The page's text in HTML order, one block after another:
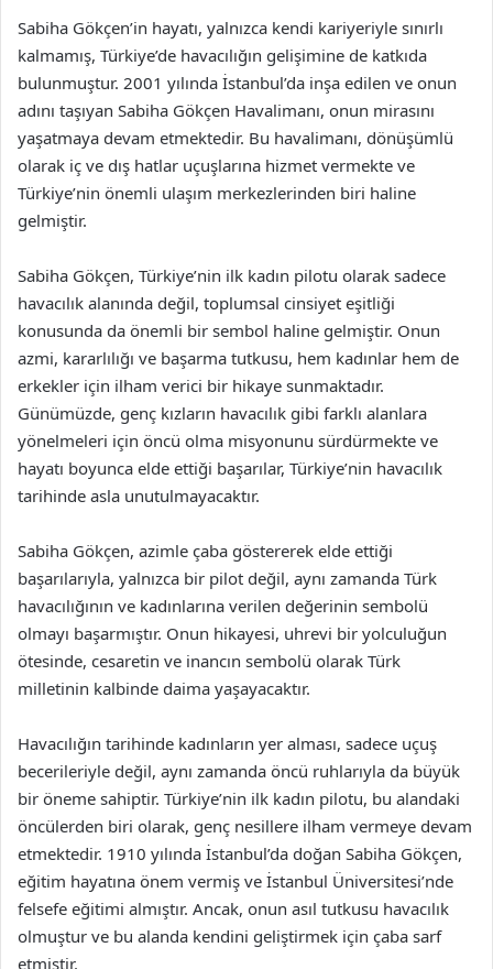
Sabiha Gökçen’in hayatı, yalnızca kendi kariyeriyle sınırlı
kalmamış, Türkiye’de havacılığın gelişimine de katkıda
bulunmuştur. 2001 yılında İstanbul’da inşa edilen ve onun
adını taşıyan Sabiha Gökçen Havalimanı, onun mirasını
yaşatmaya devam etmektedir. Bu havalimanı, dönüşümlü
olarak iç ve dış hatlar uçuşlarına hizmet vermekte ve
Türkiye’nin önemli ulaşım merkezlerinden biri haline
gelmiştir.
Sabiha Gökçen, Türkiye’nin ilk kadın pilotu olarak sadece
havacılık alanında değil, toplumsal cinsiyet eşitliği
konusunda da önemli bir sembol haline gelmiştir. Onun
azmi, kararlılığı ve başarma tutkusu, hem kadınlar hem de
erkekler için ilham verici bir hikaye sunmaktadır.
Günümüzde, genç kızların havacılık gibi farklı alanlara
yönelmeleri için öncü olma misyonunu sürdürmekte ve
hayatı boyunca elde ettiği başarılar, Türkiye’nin havacılık
tarihinde asla unutulmayacaktır.
Sabiha Gökçen, azimle çaba göstererek elde ettiği
başarılarıyla, yalnızca bir pilot değil, aynı zamanda Türk
havacılığının ve kadınlarına verilen değerinin sembolü
olmayı başarmıştır. Onun hikayesi, uhrevi bir yolculuğun
ötesinde, cesaretin ve inancın sembolü olarak Türk
milletinin kalbinde daima yaşayacaktır.
Havacılığın tarihinde kadınların yer alması, sadece uçuş
becerileriyle değil, aynı zamanda öncü ruhlarıyla da büyük
bir öneme sahiptir. Türkiye’nin ilk kadın pilotu, bu alandaki
öncülerden biri olarak, genç nesillere ilham vermeye devam
etmektedir. 1910 yılında İstanbul’da doğan Sabiha Gökçen,
eğitim hayatına önem vermiş ve İstanbul Üniversitesi’nde
felsefe eğitimi almıştır. Ancak, onun asıl tutkusu havacılık
olmuştur ve bu alanda kendini geliştirmek için çaba sarf
etmiştir.